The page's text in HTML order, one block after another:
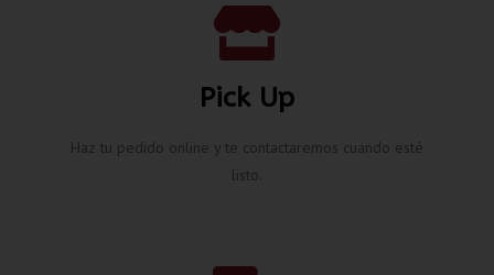
Pick Up
Haz tu pedido online y te contactaremos cuando esté
listo.